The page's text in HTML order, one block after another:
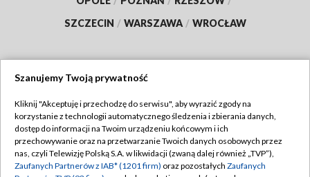
SZCZECIN / WARSZAWA / WROCŁAW
TVP
Abonament TVP
Emisja w TVP
Regulamin TVP
Polityka prywatności
Szanujemy Twoją prywatność
Kliknij "Akceptuję i przechodzę do serwisu", aby wyrazić zgody na
korzystanie z technologii automatycznego śledzenia i zbierania danych,
dostęp do informacji na Twoim urządzeniu końcowym i ich
przechowywanie oraz na przetwarzanie Twoich danych osobowych przez
nas, czyli Telewizję Polską S.A. w likwidacji (zwaną dalej również „TVP”),
Zaufanych Partnerów z IAB* (1201 firm) oraz pozostałych Zaufanych